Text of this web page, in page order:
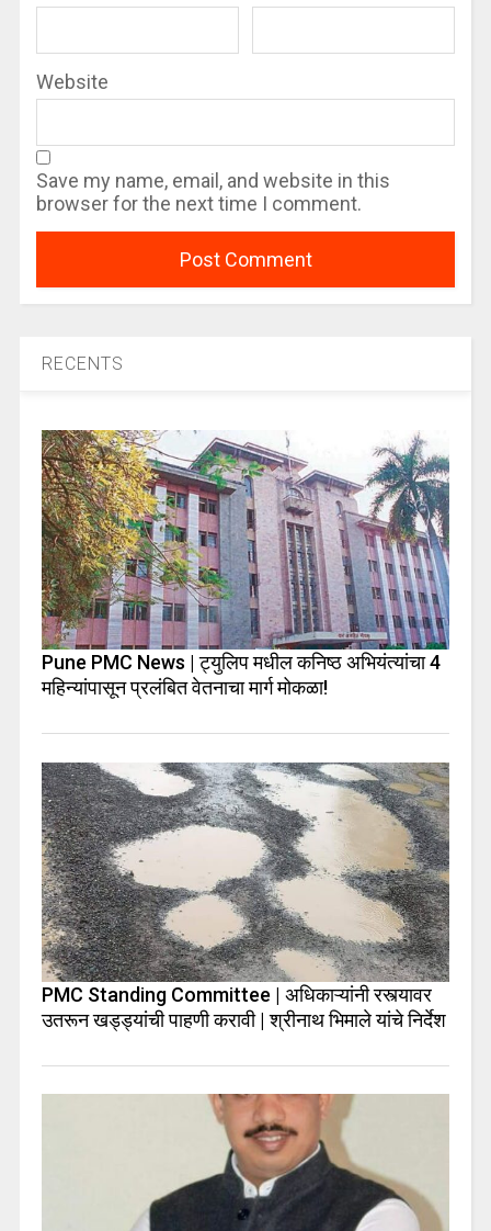
Website
Save my name, email, and website in this
browser for the next time I comment.
RECENTS
Pune PMC News | ट्युलिप मधील कनिष्ठ अभियंत्यांचा 4
महिन्यांपासून प्रलंबित वेतनाचा मार्ग मोकळा!
PMC Standing Committee | अधिकाऱ्यांनी रस्त्यावर
उतरून खड्ड्यांची पाहणी करावी | श्रीनाथ भिमाले यांचे निर्देश